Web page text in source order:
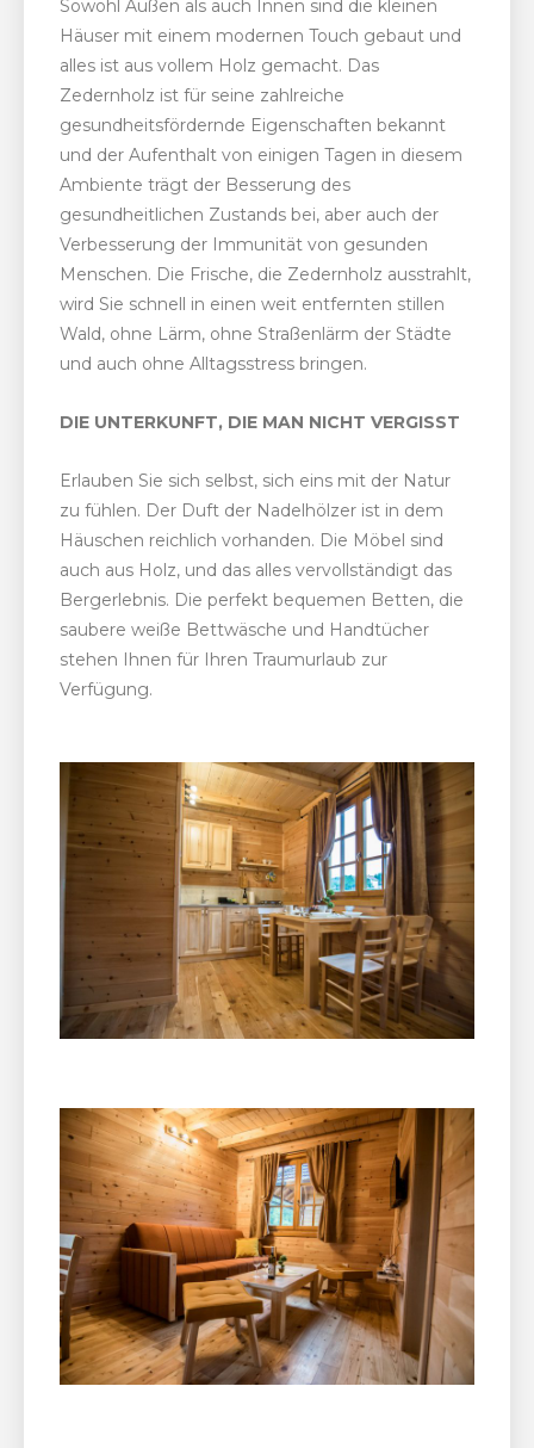
Sowohl Außen als auch Innen sind die kleinen
Häuser mit einem modernen Touch gebaut und
alles ist aus vollem Holz gemacht. Das
Zedernholz ist für seine zahlreiche
gesundheitsfördernde Eigenschaften bekannt
und der Aufenthalt von einigen Tagen in diesem
Ambiente trägt der Besserung des
gesundheitlichen Zustands bei, aber auch der
Verbesserung der Immunität von gesunden
Menschen. Die Frische, die Zedernholz ausstrahlt,
wird Sie schnell in einen weit entfernten stillen
Wald, ohne Lärm, ohne Straßenlärm der Städte
und auch ohne Alltagsstress bringen.
DIE UNTERKUNFT, DIE MAN NICHT VERGISST
Erlauben Sie sich selbst, sich eins mit der Natur
zu fühlen. Der Duft der Nadelhölzer ist in dem
Häuschen reichlich vorhanden. Die Möbel sind
auch aus Holz, und das alles vervollständigt das
Bergerlebnis. Die perfekt bequemen Betten, die
saubere weiße Bettwäsche und Handtücher
stehen Ihnen für Ihren Traumurlaub zur
Verfügung.